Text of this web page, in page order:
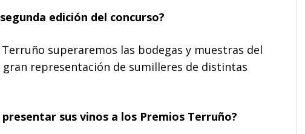
edición del concurso?
superaremos las bodegas y muestras del
representación de sumilleres de distintas
sus vinos a los Premios Terruño?